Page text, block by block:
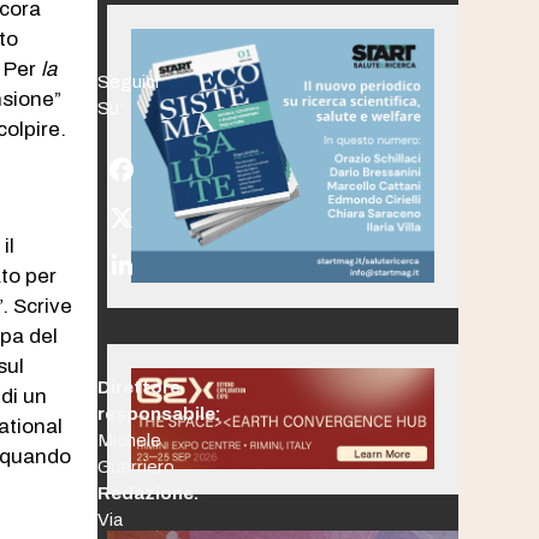
la
il
per
Scrive
del
un
Seguici
Su:
Facebook
Twitter
(deprecated)
LinkedIn
Direttore
responsabile:
Michele
Guerriero
Redazione:
Via